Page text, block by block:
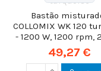
Bastão
COLLOMIX WK 120
- 1200 W, 1200 rpm,
49,27 €